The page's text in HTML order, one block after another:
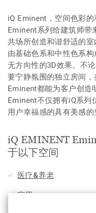
iQ Eminent，空间色彩
Eminent系列给建筑师带
共场所创造和谐舒适的
由基础色系和中性色系
无方向性的3D效果。不
要宁静氛围的独立房间
Eminent都能为客户创造
Eminent不仅拥有iQ系列
用户幸福感的具有美感的
iQ EMINENT
于以下空间
医疗&养老
家用